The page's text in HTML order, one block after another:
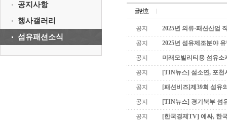
공지사항
행사갤러리
섬유패션소식
공지 2025년 의류·패션산업
공지 2025년 섬유제조분야
공지 미래모빌리티용 섬유소
공지 [TIN뉴스] 섬소연, 포천
공지 [패션비즈]제39회 섬유
공지 [TIN뉴스] 경기북부 섬
공지 [한국경제TV] 에싸, 한